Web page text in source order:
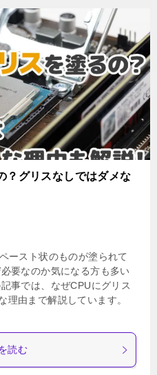
？グリスなしではダメな
ースト状のものが塗られて
要なのか気になる方も多い
事では、なぜCPUにグリス
理由まで解説しています。
読む